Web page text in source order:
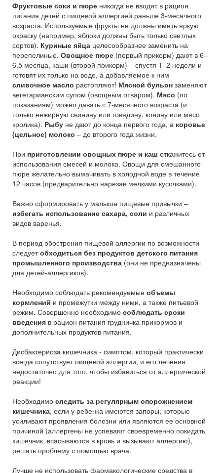
Фруктовые соки и пюре никогда не вводят в рацион
питания детей с пищевой аллергией раньше 3-месячного
возраста. Используемые фрукты не должны иметь яркую
окраску (например, яблоки должны быть только светлых
сортов). Куриные яйца целесообразнее заменить на
перепелиные. Овощное пюре (первый прикорм) дают в 6–
6,5 месяца, каши (второй прикорм) – спустя 1–2 недели и
готовят их только на воде, а добавляемое к ним
сливочное масло растопляют! Мясной бульон заменяют
вегетарианским супом (овощным отваром). Мясо (по
показаниям) можно давать с 7-месячного возраста (и
только нежирную свинину или говядину, конину или мясо
кролика). Рыбу не дают до конца первого года, а коровье
(цельное) молоко – до второго года жизни.
При приготовлении овощных пюре и каш откажитесь от
использования смесей и молока. Овощи для смешанного
пюре желательно вымачивать в холодной воде в течение
12 часов (предварительно нарезав мелкими кусочками).
Важно сформировать у малыша пищевые привычки –
избегать использование сахара, соли и различных
видов варенья.
В период обострения пищевой аллергии по возможности
следуетобходиться без продуктов детского питания
промышленного производства (они не предназначены
для детей-аллергиков).
Необходимо соблюдать рекомендуемые объемы
кормлений и промежутки между ними, а также питьевой
режим. Совершенно необходимо соблюдать сроки
введения в рацион питания грудничка прикормов и
дополнительных продуктов питания.
Дисбактериоза кишечника - симптом, который практически
всегда сопутствует пищевой аллергии, и его лечения
недостаточно для того, чтобы избавиться от аллергической
реакции!
Необходимо следить за регулярным опорожнением
кишечника, если у ребенка имеются запоры, которые
усиливают проявления болезни или являются ее основной
причиной (аллергены не успевают своевременно покидать
кишечник, всасываются в кровь и вызывают аллергию),
решать проблему с помощью врача.
Лучше не использовать фармакологические средства в